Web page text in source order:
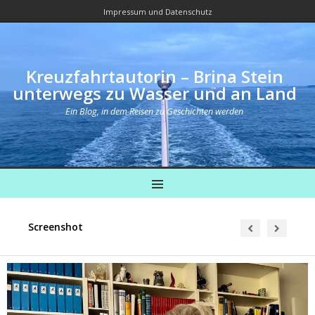
Impressum und Datenschutz
Kreuzfahrtautorin – Brina Stein
unterwegs zu Wasser und an Land
Ein Blog, in dem Reisen zu Geschichten werden
MENU
Screenshot